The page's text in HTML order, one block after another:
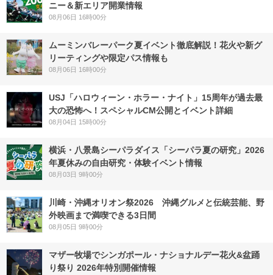
ニー＆新エリア開業情報
08月06日 16時00分
ムーミンバレーパーク夏イベント徹底解説！花火や新グ
リーティングや限定パス情報も
08月06日 16時00分
USJ「ハロウィーン・ホラー・ナイト」15周年が過去最
大の恐怖へ！スペシャルCM公開とイベント詳細
08月04日 15時00分
横浜・八景島シーパラダイス「シーパラ夏の研究」2026
年夏休みの自由研究・体験イベント情報
08月03日 9時00分
川崎・沖縄オリオン祭2026 沖縄グルメと伝統芸能、野
外映画まで満喫できる3日間
08月05日 9時00分
マザー牧場でシンガポール・ナショナルデー花火&盆踊
り祭り 2026年特別開催情報